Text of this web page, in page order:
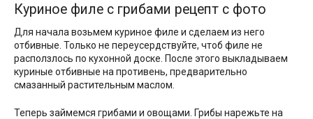
Куриное филе с грибами рецепт с фото
Для начала возьмем куриное филе и сделаем из него
отбивные. Только не переусердствуйте, чтоб филе не
расползлось по кухонной доске. После этого выкладываем
куриные отбивные на противень, предварительно
смазанный растительным маслом.
Теперь займемся грибами и овощами. Грибы нарежьте на